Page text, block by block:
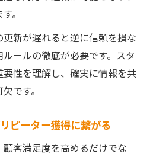
。
新が遅れると逆に信頼を損な
ールの徹底が必要です。スタ
性を理解し、確実に情報を共
です。
ピーター獲得に繋がる
客満足度を高めるだけでな